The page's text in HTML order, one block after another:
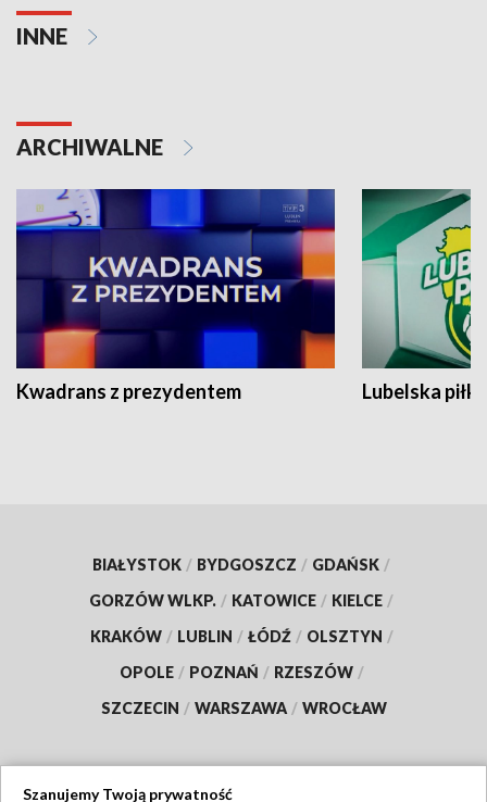
INNE
ARCHIWALNE
Kwadrans z prezydentem Lubelska piłka
BIAŁYSTOK / BYDGOSZCZ / GDAŃSK /
GORZÓW WLKP. / KATOWICE / KIELCE /
KRAKÓW / LUBLIN / ŁÓDŹ / OLSZTYN /
OPOLE / POZNAŃ / RZESZÓW /
SZCZECIN / WARSZAWA / WROCŁAW
Szanujemy Twoją prywatność